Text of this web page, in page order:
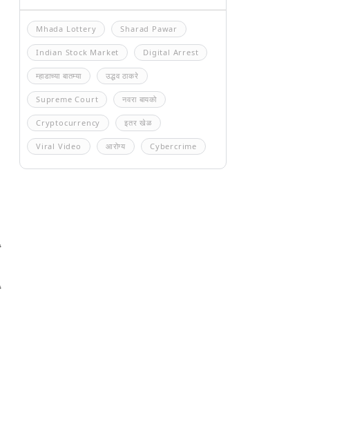
Mhada Lottery Sharad Pawar
Indian Stock Market Digital Arrest
म्हाडाच्या बातम्या उद्धव ठाकरे
Supreme Court नवरा बायको
Cryptocurrency इतर खेळ
Viral Video आरोग्य Cybercrime